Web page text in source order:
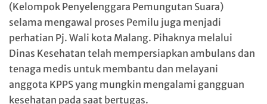
(Kelompok Penyelenggara Pemungutan Suara)
selama mengawal proses Pemilu juga menjadi
perhatian Pj. Wali kota Malang. Pihaknya melalui
Dinas Kesehatan telah mempersiapkan ambulans dan
tenaga medis untuk membantu dan melayani
anggota KPPS yang mungkin mengalami gangguan
kesehatan pada saat bertugas.